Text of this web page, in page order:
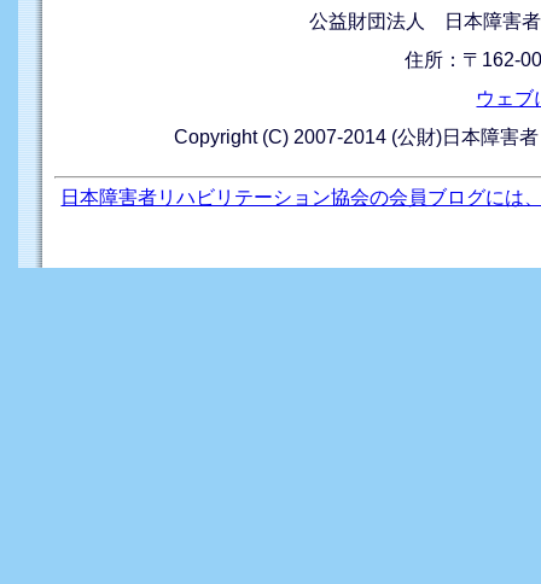
公益財団法人 日本障害
住所：〒162-
ウェブ
Copyright (C) 2007-2014 (公財)日本障害
日本障害者リハビリテーション協会の会員ブログには